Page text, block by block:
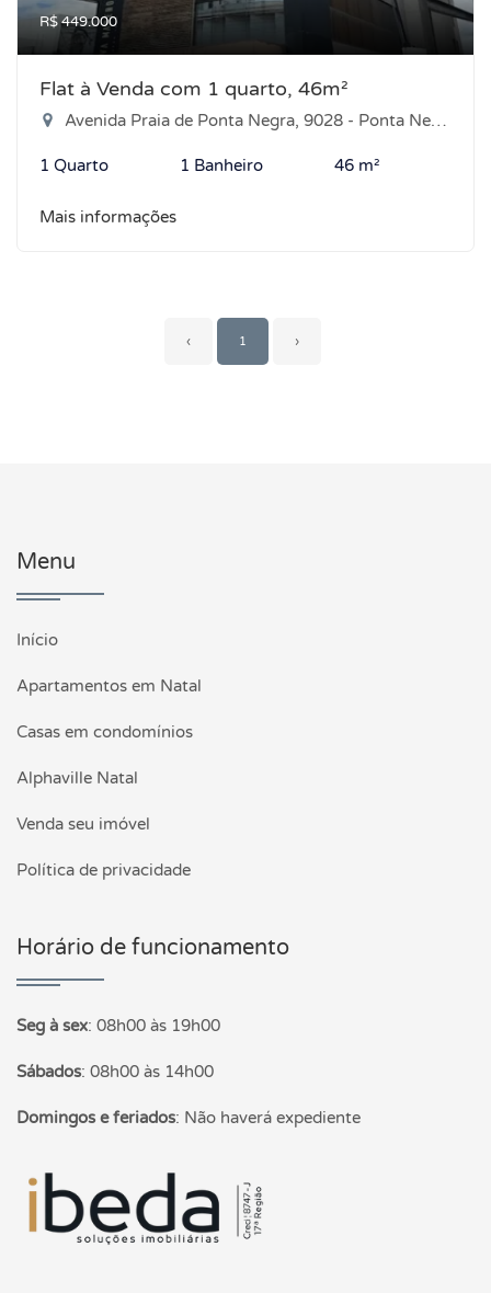
R$ 449.000
Flat à Venda com 1 quarto, 46m²
Avenida Praia de Ponta Negra, 9028 - Ponta Negra, Natal-RN
1 Quarto 1 Banheiro 46 m²
Mais informações
‹ 1 ›
Menu
Início
Apartamentos em Natal
Casas em condomínios
Alphaville Natal
Venda seu imóvel
Política de privacidade
Horário de funcionamento
Seg à sex: 08h00 às 19h00
Sábados: 08h00 às 14h00
Domingos e feriados: Não haverá expediente
Página inicial